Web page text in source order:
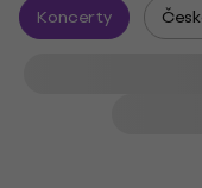
Koncerty